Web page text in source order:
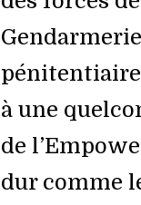
à une
de
dur comme